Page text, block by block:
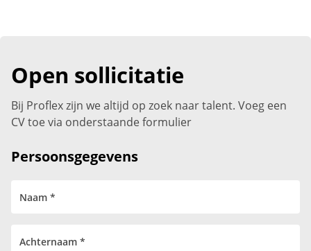
Open sollicitatie
Bij Proflex zijn we altijd op zoek naar talent. Voeg een
CV toe via onderstaande formulier
Persoonsgegevens